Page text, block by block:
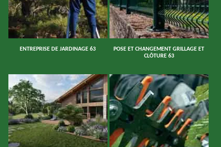
ENTREPRISE DE JARDINAGE 63
POSE ET CHANGEMENT GRILLAGE ET
CLÔTURE 63